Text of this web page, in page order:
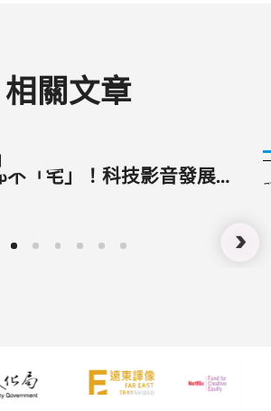
相關文章
不「宅」！科技影音發展